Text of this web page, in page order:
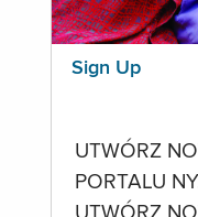
Sign Up
UTWÓRZ
PORTALU